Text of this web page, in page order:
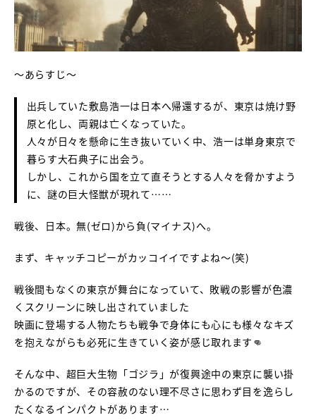
～あらすじ～
出兵していた敷島浩一は日本へ帰還するが、東京は焼け野
原と化し、両親は亡くなっていた。
人々が日々を懸命に生き抜いていく中、浩一は単身東京で
暮らす大石典子に出会う。
しかし、これから国を立て直そうとする人々を脅かすよう
に、謎の巨大怪獣が現れて……
戦後、日本。無(ゼロ)から負(マイナス)へ。
まず、キャッチコピーがカッコイイですよね～(笑)
戦後間もなくの東京が舞台になっていて、敗戦の影響が色濃
くスクリーンに映し出されていました
映画に登場する人物たちも戦争で身体にも心にも様々なキズ
を抱えながらも必死に生きていく姿が感じ取れます👊
そんな中、超巨大生物「ゴジラ」が復興途中の東京に襲い掛
かるのですが、その容赦のない理不尽さに思わず目を逸らし
たくなるインパクトがあります…